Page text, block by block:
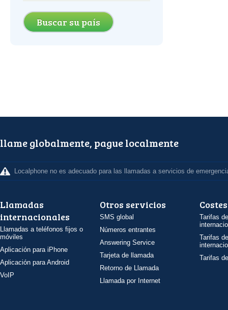
Buscar su país
llame globalmente, pague localmente
Localphone no es adecuado para las llamadas a servicios de
Llamadas
internacionales
Llamadas a teléfonos fijos o
móviles
Aplicación para iPhone
Aplicación para Android
VoIP
Otros servicios
SMS global
Números entrantes
Answering Service
Tarjeta de llamada
Retorno de Llamada
Llamada por Internet
Costes
Tarifas
Tarifas
Tarifas